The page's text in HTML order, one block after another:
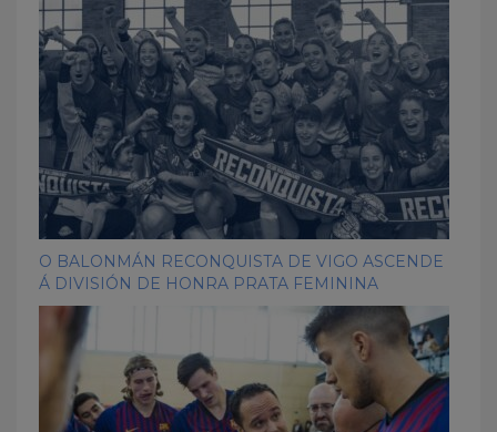
O BALONMÁN RECONQUISTA DE VIGO ASCENDE
Á DIVISIÓN DE HONRA PRATA FEMININA